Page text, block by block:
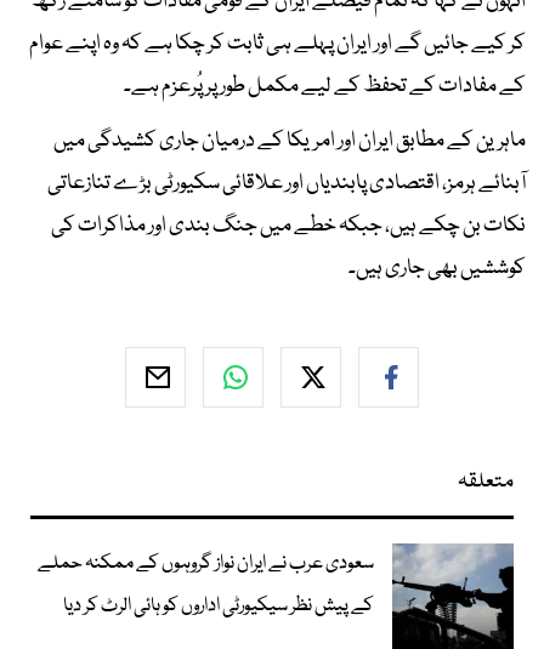
کر کیے جائیں گے اور ایران پہلے ہی ثابت کر چکا ہے کہ وہ اپنے عوام
کے مفادات کے تحفظ کے لیے مکمل طور پر پُرعزم ہے۔
ماہرین کے مطابق ایران اور امریکا کے درمیان جاری کشیدگی میں
آبنائے ہرمز، اقتصادی پابندیاں اور علاقائی سکیورٹی بڑے تنازعاتی
نکات بن چکے ہیں، جبکہ خطے میں جنگ بندی اور مذاکرات کی
کوششیں بھی جاری ہیں۔
متعلقہ
سعودی عرب نے ایران نواز گروہوں کے ممکنہ حملے
کے پیش نظر سیکیورٹی اداروں کو ہائی الرٹ کر دیا